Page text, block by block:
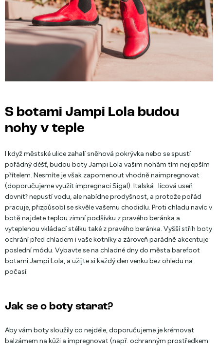
S botami Jampi Lola budou
nohy v teple
I když městské ulice zahalí sněhová pokrývka nebo se spustí
pořádný déšť, budou boty Jampi Lola vašim nohám tím nejlepším
přítelem. Nesmíte je však zapomenout vhodně naimpregnovat
(doporučujeme využít impregnaci Sigal). Italská lícová useň
dovnitř nepustí vodu, ale nabídne prodyšnost, a protože pořád
pracuje, přizpůsobí se skvěle vašemu chodidlu. Proti chladu navíc v
botě najdete teplou zimní podšívku z pravého beránka a
vyteplenou vkládací stélku také z pravého beránka. Vyšší střih boty
ochrání před chladem i vaše kotníky a zároveň parádně akcentuje
poslední módu. Vybavte se na chladné dny do města barefoot
botami Jampi Lola, a užijte si každý den venku bez ohledu na
počasí.
Jak se o boty starat?
Aby vám boty sloužily co nejdéle, doporučujeme je krémovat
balzámem na kůži a impregnovat (např. ochranným prostředkem